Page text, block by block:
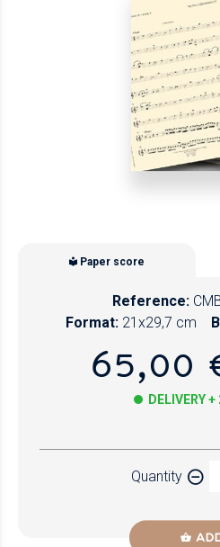
Paper score
Reference:
Format: 21x29,7 cm
65,00
DELIVERY +
Quantity